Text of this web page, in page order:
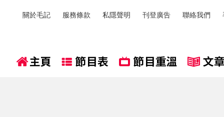
關於毛記 服務條款 私隱聲明 刊登廣告 聯絡我們